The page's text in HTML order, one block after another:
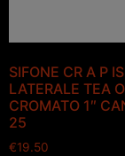
SIFONE CR A P
LATERALE TEA
CROMATO 1″
25
€19.50